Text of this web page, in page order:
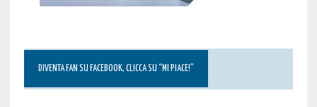
DIVENTA FAN SU FACEBOOK, CLICCA SU “MI PIACE!”